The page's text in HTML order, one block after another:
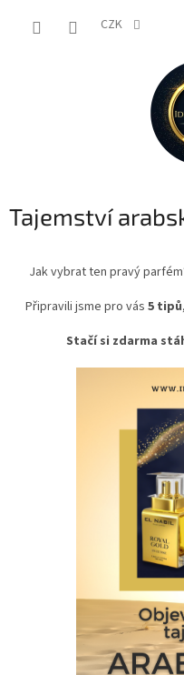
CZK
Tajemství
Jak vybrat ten pravý
Připravili jsme pro vás 5 tipů
Stačí si zdarma